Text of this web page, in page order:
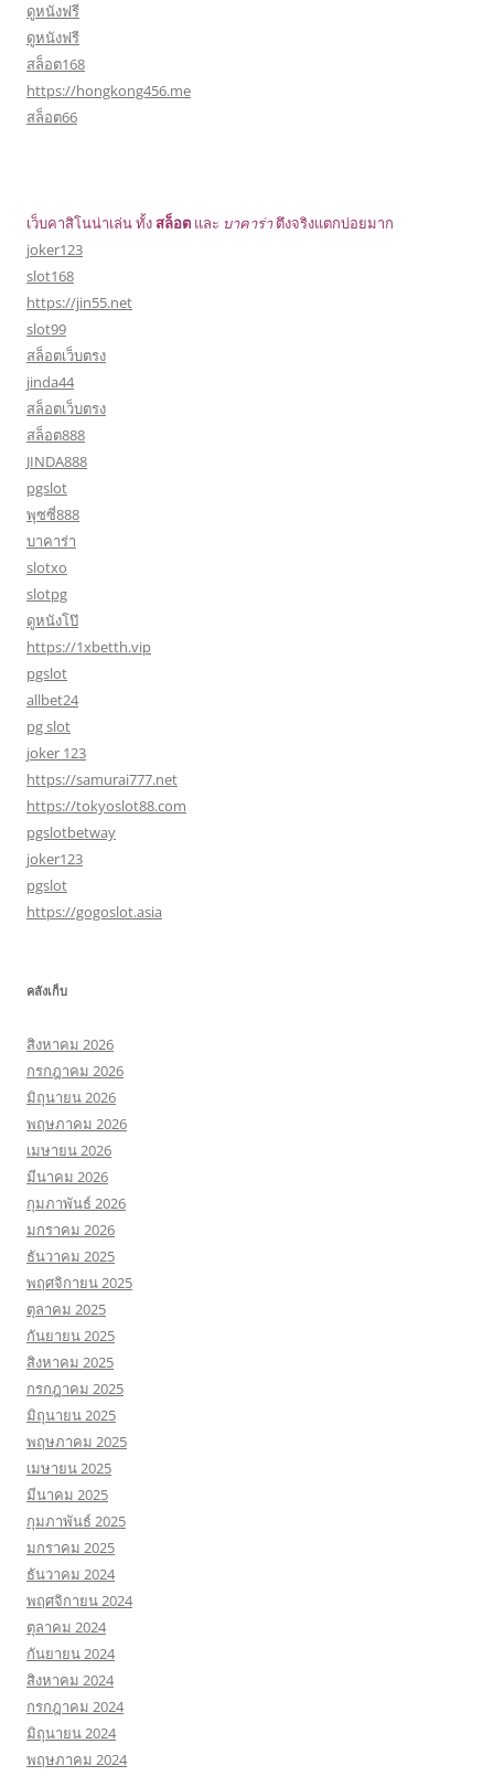
ดูหนังฟรี
ดูหนังฟรี
สล็อต168
https://hongkong456.me
สล็อต66
เว็บคาสิโนน่าเล่น ทั้งสล็อต และ บาคาร่าตึงจริงแตกบ่อยมาก
joker123
slot168
https://jin55.net
slot99
สล็อตเว็บตรง
jinda44
สล็อตเว็บตรง
สล็อต888
JINDA888
pgslot
พุซซี่888
บาคาร่า
slotxo
slotpg
ดูหนังโป๊
https://1xbetth.vip
pgslot
allbet24
pg slot
joker 123
https://samurai777.net
https://tokyoslot88.com
pgslotbetway
joker123
pgslot
https://gogoslot.asia
คลังเก็บ
สิงหาคม 2026
กรกฎาคม 2026
มิถุนายน 2026
พฤษภาคม 2026
เมษายน 2026
มีนาคม 2026
กุมภาพันธ์ 2026
มกราคม 2026
ธันวาคม 2025
พฤศจิกายน 2025
ตุลาคม 2025
กันยายน 2025
สิงหาคม 2025
กรกฎาคม 2025
มิถุนายน 2025
พฤษภาคม 2025
เมษายน 2025
มีนาคม 2025
กุมภาพันธ์ 2025
มกราคม 2025
ธันวาคม 2024
พฤศจิกายน 2024
ตุลาคม 2024
กันยายน 2024
สิงหาคม 2024
กรกฎาคม 2024
มิถุนายน 2024
พฤษภาคม 2024